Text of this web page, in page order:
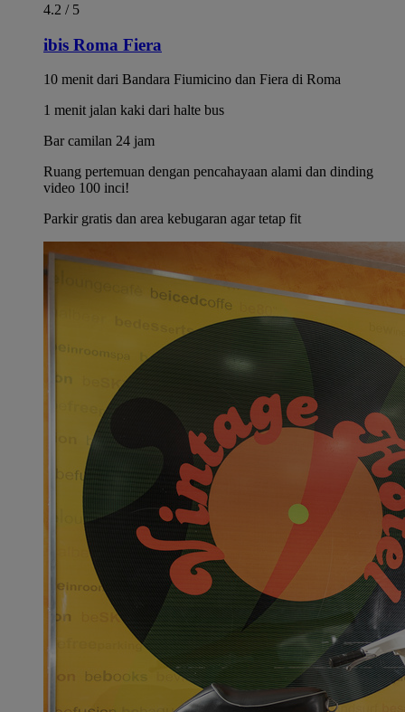
4.2 / 5
ibis Roma Fiera
10 menit dari Bandara Fiumicino dan Fiera di Roma
1 menit jalan kaki dari halte bus
Bar camilan 24 jam
Ruang pertemuan dengan pencahayaan alami dan dinding
video 100 inci!
Parkir gratis dan area kebugaran agar tetap fit